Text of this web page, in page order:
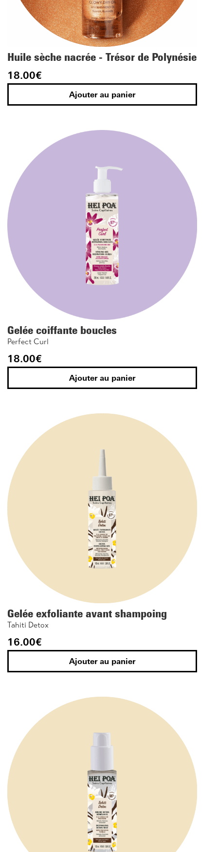
Huile sèche nacrée - Trésor de Polynésie
18.00€
Ajouter au panier
Gelée coiffante boucles
Perfect Curl
18.00€
Ajouter au panier
Gelée exfoliante avant shampoing
Tahiti Detox
16.00€
Ajouter au panier